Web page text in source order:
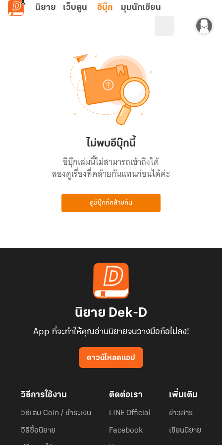
ข้ามไปยังเนื้อหาหลัก
นิยาย เว็บตูน อีบุ๊ก มุมนักเขียน
ไม่พบอีบุ๊กนี้
อีบุ๊กเล่มนี้ไม่สามารถเข้าถึงได้
ลองดูเรื่องที่คล้ายกันแทนก่อนได้ค่ะ
ดูอีบุ๊กที่คล้ายกัน
นิยาย Dek-D
App ที่จะทำให้คุณอ่านนิยายจนวางมือถือไม่ลง!
ดาวน์โหลดแอป
วิธีการใช้งาน
วิธีเติม Coin / ชำระเงิน
วิธีซื้อนิยาย
ติดต่อเรา
LINE Official
Facebook
เพิ่มเติม
ข่าวสาร
เขียนนิยาย